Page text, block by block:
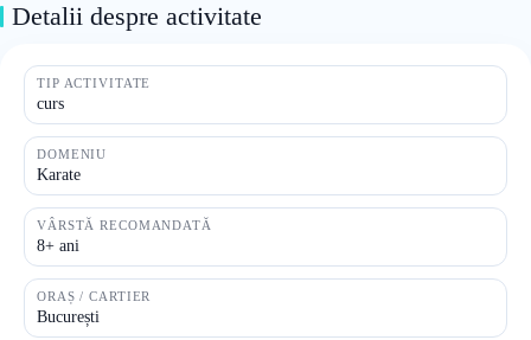
Detalii despre activitate
TIP ACTIVITATE
curs
DOMENIU
Karate
VÂRSTĂ RECOMANDATĂ
8+ ani
ORAȘ / CARTIER
București